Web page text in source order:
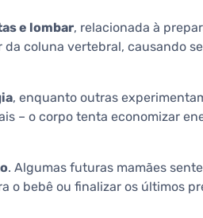
e lombar, relacionada à
coluna vertebral, causando
, enquanto outras
– o corpo tenta economizar
. Algumas futuras mamães
o bebê ou finalizar os últimos